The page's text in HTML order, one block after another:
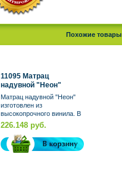
Похожие товары
11095 Матрац
надувной "Неон"
183х76 см. 3 в. (Китай)
Матрац надувной "Неон"
изготовлен из
высокопрочного винила. В
матрасе две воздушные
камеры, которые не...
226.148 руб.